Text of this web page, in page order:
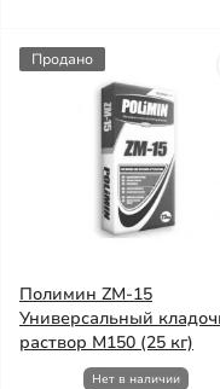
Продано
Полимин ZM-15
Универсальный
раствор М150 (25 кг)
Нет в наличии